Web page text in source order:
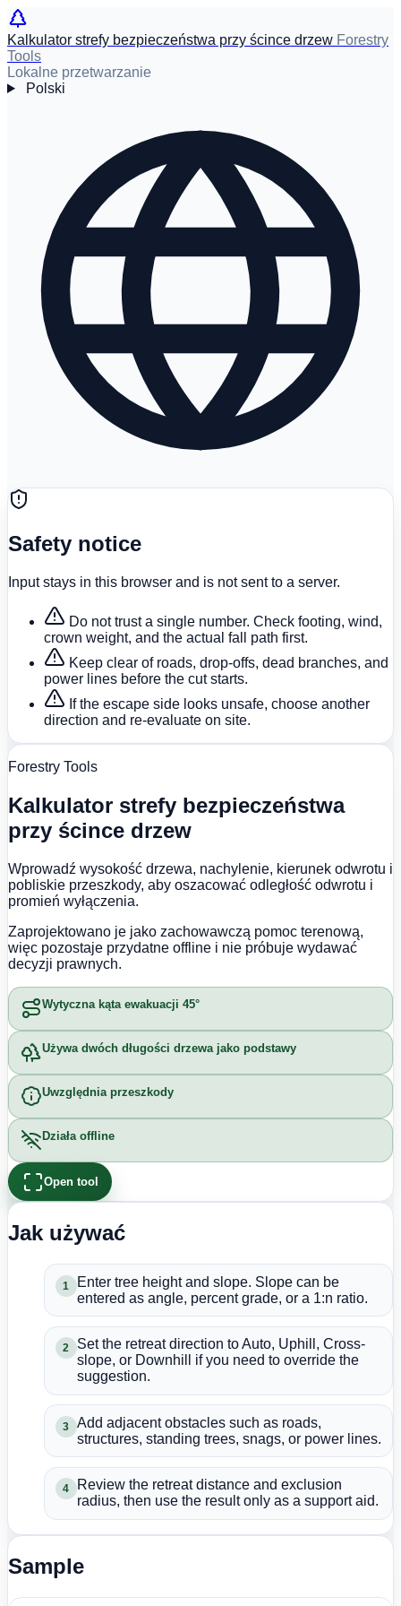
Kalkulator strefy bezpieczeństwa przy ścince drzew Forestry
Tools
Lokalne przetwarzanie
Polski
Safety notice
Input stays in this browser and is not sent to a server.
Do not trust a single number. Check footing, wind,
crown weight, and the actual fall path first.
Keep clear of roads, drop-offs, dead branches, and
power lines before the cut starts.
If the escape side looks unsafe, choose another
direction and re-evaluate on site.
Forestry Tools
Kalkulator strefy bezpieczeństwa
przy ścince drzew
Wprowadź wysokość drzewa, nachylenie, kierunek odwrotu i
pobliskie przeszkody, aby oszacować odległość odwrotu i
promień wyłączenia.
Zaprojektowano je jako zachowawczą pomoc terenową,
więc pozostaje przydatne offline i nie próbuje wydawać
decyzji prawnych.
Wytyczna kąta ewakuacji 45°
Używa dwóch długości drzewa jako podstawy
Uwzględnia przeszkody
Działa offline
Open tool
Jak używać
1
Enter tree height and slope. Slope can be
entered as angle, percent grade, or a 1:n ratio.
2
Set the retreat direction to Auto, Uphill, Cross-
slope, or Downhill if you need to override the
suggestion.
3
Add adjacent obstacles such as roads,
structures, standing trees, snags, or power lines.
4
Review the retreat distance and exclusion
radius, then use the result only as a support aid.
Sample